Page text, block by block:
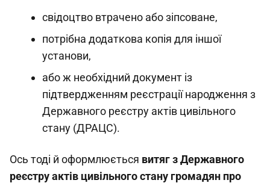
свідоцтво втрачено або зіпсоване,
потрібна додаткова копія для іншої
установи,
або ж необхідний документ із
підтвердженням реєстрації народження з
Державного реєстру актів цивільного
стану (ДРАЦС).
Ось тоді й оформлюється витяг з Державного
реєстру актів цивільного стану громадян про